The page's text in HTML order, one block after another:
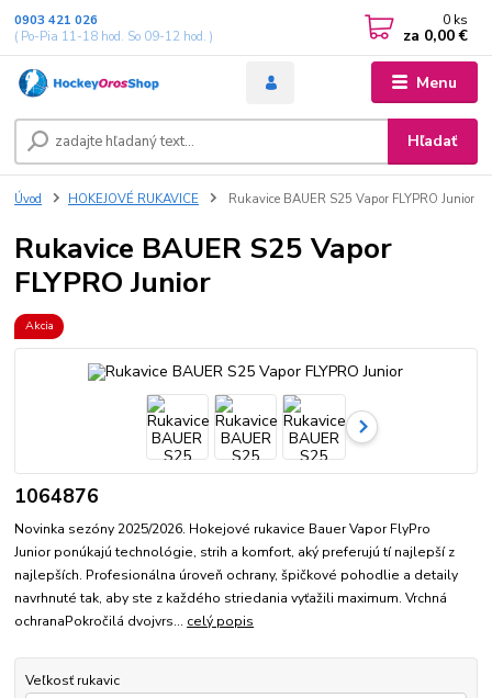
Menu
Hľadať
0903 421 026
( Po-Pia 11-18 hod. So 09-12 hod. )
0 ks
za 0,00 €
Úvod HOKEJOVÉ RUKAVICE Rukavice BAUER S25 Vapor FLYPRO Junior
Rukavice BAUER S25 Vapor
FLYPRO Junior
Akcia
1064876
Novinka sezóny 2025/2026. Hokejové rukavice Bauer Vapor FlyPro
Junior ponúkajú technológie, strih a komfort, aký preferujú tí najlepší z
najlepších. Profesionálna úroveň ochrany, špičkové pohodlie a detaily
navrhnuté tak, aby ste z každého striedania vyťažili maximum. Vrchná
ochranaPokročilá dvojvrs... celý popis
Veľkosť rukavic